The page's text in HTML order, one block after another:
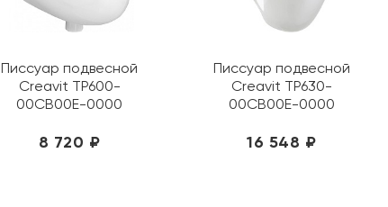
Писсуар подвесной
Creavit TP600-
00CB00E-0000
8 720 ₽
Писсуар подвесной
Creavit TP630-
00CB00E-0000
16 548 ₽